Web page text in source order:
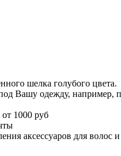
шелка голубого цвета.
Вашу одежду, например,
1000 руб
аксессуаров для волос